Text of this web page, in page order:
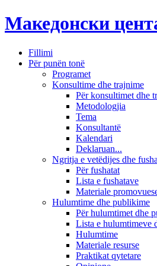
Македонски
Fillimi
Për punën tonë
Programet
Konsultime dhe trajnime
Për konsultimet dhe
Metodologjia
Tema
Konsultantë
Kalendari
Deklaruan...
Ngritja e vetëdijes dhe
Për fushatat
Lista e fushatave
Materiale
Hulumtime dhe publikime
Për hulumtimet dhe
Lista e hulumtimeve
Hulumtime
Materiale resurse
Praktikat qytetare